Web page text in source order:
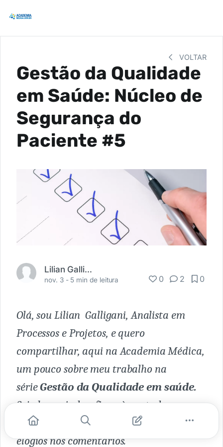
VOLTAR
Gestão da Qualidade
em Saúde: Núcleo de
Segurança do
Paciente #5
Lilian Galligani
nov. 3 - 5 min de leitura 0 2 0
Olá, sou Lilian Galligani, Analista em
Processos e Projetos, e quero
compartilhar, aqui na Academia Médica,
um pouco sobre meu trabalho na
sérieGestão da Qualidade em saúde.
Seja bem-vindo e fique à vontade para
deixar sugestões, perguntas, críticas e
elogios nos comentários.